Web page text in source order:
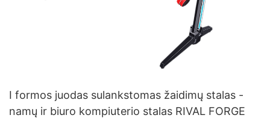
I formos juodas sulankstomas žaidimų stalas -
namų ir biuro kompiuterio stalas RIVAL FORGE